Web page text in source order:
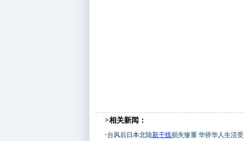
>相关新闻：
·台风后日本北陆新干线损失惨重 华侨华人生活受影响